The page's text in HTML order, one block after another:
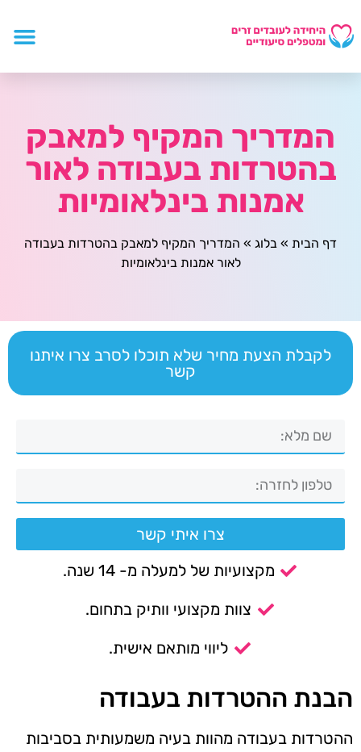
המדריך המקיף למאבק
בהטרדות בעבודה לאור
אמנות בינלאומיות
דף הבית » בלוג » המדריך המקיף למאבק בהטרדות בעבודה
לאור אמנות בינלאומיות
לקבלת הצעת מחיר שלא תוכלו לסרב צרו איתנו
קשר
צרו איתי קשר
מקצועיות של למעלה מ- 14 שנה.
צוות מקצועי וותיק בתחום.
ליווי מותאם אישית.
הבנת ההטרדות בעבודה
ההטרדות בעבודה מהוות בעיה משמעותית בסביבות